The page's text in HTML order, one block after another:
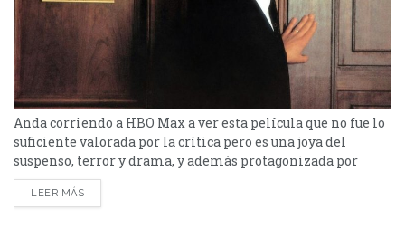
Anda corriendo a HBO Max a ver esta película que no fue lo
suficiente valorada por la crítica pero es una joya del
suspenso, terror y drama, y además protagonizada por
Keanu Reeves Esta película fue infravalorada por la crítica
pero fue un éxito en taquilla, y con razón. “Pactar con el
LEER MÁS